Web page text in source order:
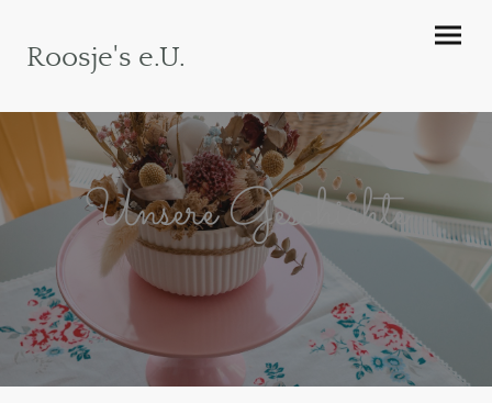
Roosje's e.U.
UnsereGeschichte